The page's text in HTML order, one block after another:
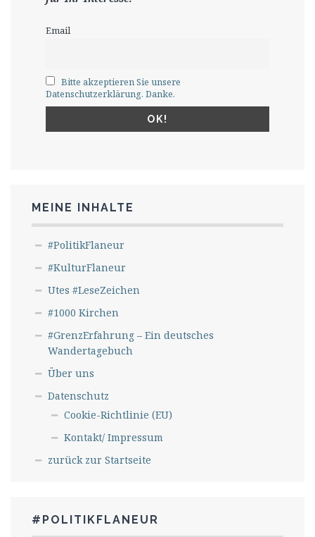
Email
Bitte akzeptieren Sie unsere
Datenschutzerklärung. Danke.
MEINE INHALTE
#PolitikFlaneur
#KulturFlaneur
Utes #LeseZeichen
#1000 Kirchen
#GrenzErfahrung – Ein deutsches
Wandertagebuch
Über uns
Datenschutz
Cookie-Richtlinie (EU)
Kontakt/ Impressum
zurück zur Startseite
#POLITIKFLANEUR